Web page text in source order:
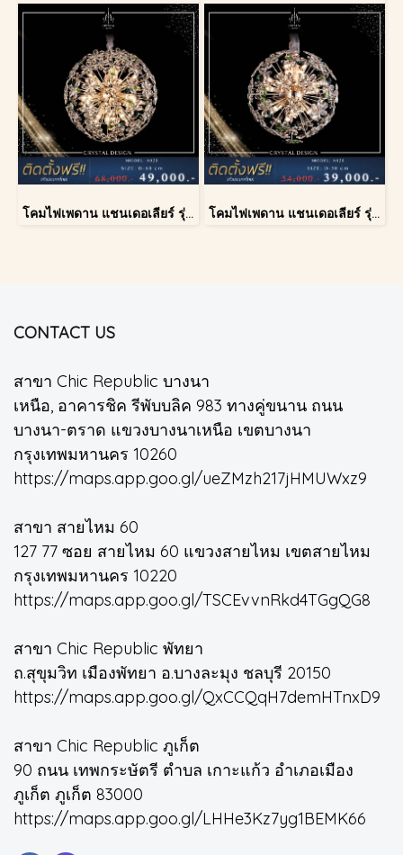
โคมไฟเพดาน แชนเดอเลียร์ รุ่น A028-D60 โคมไฟเพดาน แชนเดอเลียร์ รุ่น A028-D40
CONTACT US
สาขา Chic Republic บางนา
เหนือ, อาคารชิค รีพับบลิค 983 ทางคู่ขนาน ถนน
บางนา-ตราด แขวงบางนาเหนือ เขตบางนา
กรุงเทพมหานคร 10260
https://maps.app.goo.gl/ueZMzh217jHMUWxz9
สาขา สายไหม 60
127 77 ซอย สายไหม 60 แขวงสายไหม เขตสายไหม
กรุงเทพมหานคร 10220
https://maps.app.goo.gl/TSCEvvnRkd4TGgQG8
สาขา Chic Republic พัทยา
ถ.สุขุมวิท เมืองพัทยา อ.บางละมุง ชลบุรี 20150
https://maps.app.goo.gl/QxCCQqH7demHTnxD9
สาขา Chic Republic ภูเก็ต
90 ถนน เทพกระษัตรี ตำบล เกาะแก้ว อำเภอเมือง
ภูเก็ต ภูเก็ต 83000
https://maps.app.goo.gl/LHHe3Kz7yg1BEMK66